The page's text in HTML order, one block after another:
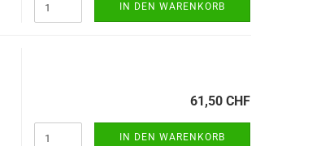
IN DEN WARENKORB
61,50 CHF
IN DEN WARENKORB